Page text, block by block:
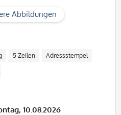
Abbildungen
5 Zeilen Adressstempel
10.08.2026